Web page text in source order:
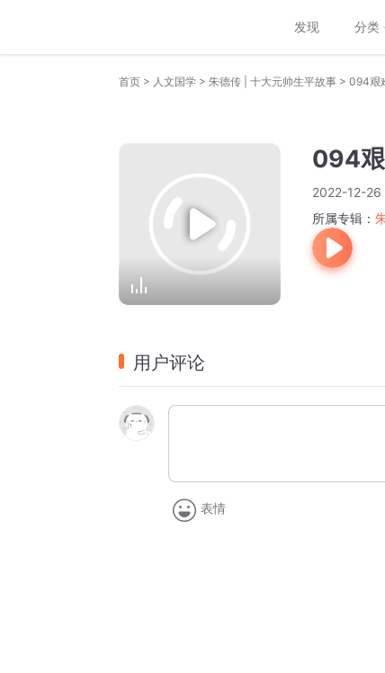
发现 分类
首页 > 人文国学 > 朱德传 | 十大元帅生平故事 > 094艰
094
2022-12-
所属专辑：
用户评论
表情